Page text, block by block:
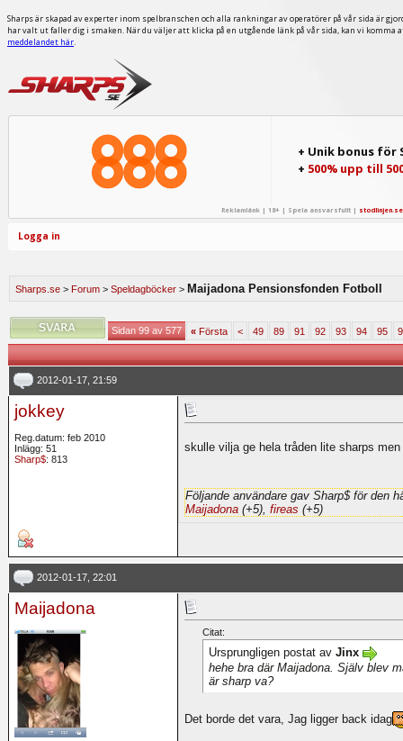
Sharps är skapad av experter inom spelbranschen och alla rankningar av operatörer på vår sida är
har valt ut faller dig i smaken. När du väljer att klicka på en utgående länk på vår sida, kan vi
meddelandet här.
+ Unik bonus för
+ 500% upp till
Reklamlänk | 18+ | Spela ansvarsfullt | stodlinjen.se
Logga in
Sharps.se > Forum > Speldagböcker > Maijadona Pensionsfonden Fotboll
Sidan 99 av 577 «Första < 49 89 91 92 93 94 95
2012-01-17, 21:59
jokkey
Reg.datum: feb 2010
Inlägg: 51
Sharp$: 813
skulle vilja ge hela tråden lite sharps
Följande användare gav Sharp$ för den
Maijadona (+5), fireas (+5)
2012-01-17, 22:01
Maijadona
Citat:
Ursprungligen postat av Jinx
hehe bra där Maijadona. Själv blev
är sharp va?
Det borde det vara, Jag ligger back idag